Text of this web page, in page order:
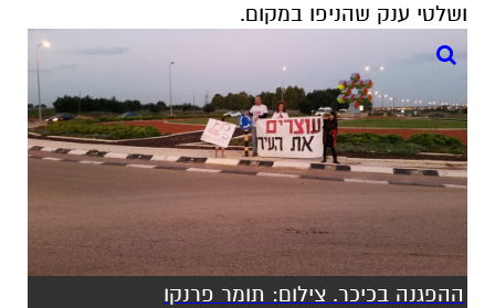
ושלטי ענק שהניפו במקום.
ההפגנה בכיכר. צילום: תומר פרנקו